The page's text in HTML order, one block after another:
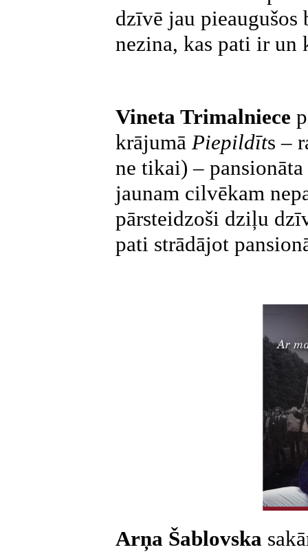
dzīvē jau pieaugušos
nezina, kas pati ir un
Vineta Trimalniece
krājumā Piepildīts –
ne tikai) –
jaunam cilvēkam
pārsteidzoši dziļu
pati strādājot
Arņa Šablovska